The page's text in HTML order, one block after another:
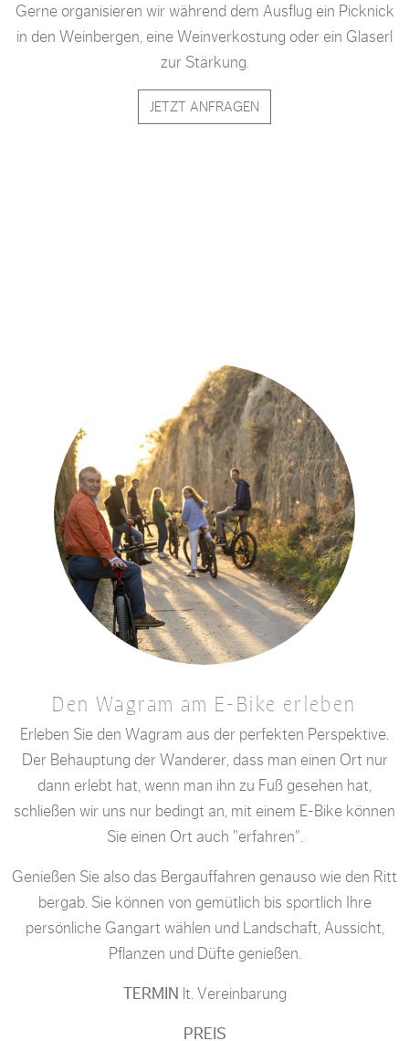
Gerne organisieren wir während dem Ausflug ein Picknick
in den Weinbergen, eine Weinverkostung oder ein Glaserl
zur Stärkung.
JETZT ANFRAGEN
Den Wagram am E-Bike erleben
Erleben Sie den Wagram aus der perfekten Perspektive.
Der Behauptung der Wanderer, dass man einen Ort nur
dann erlebt hat, wenn man ihn zu Fuß gesehen hat,
schließen wir uns nur bedingt an, mit einem E-Bike können
Sie einen Ort auch "erfahren".
Genießen Sie also das Bergauffahren genauso wie den Ritt
bergab. Sie können von gemütlich bis sportlich Ihre
persönliche Gangart wählen und Landschaft, Aussicht,
Pflanzen und Düfte genießen.
TERMIN lt. Vereinbarung
PREIS